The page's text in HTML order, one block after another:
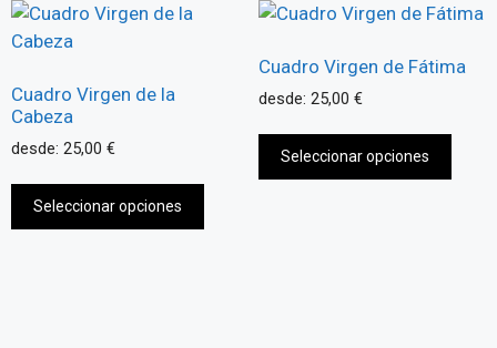
Cuadro Virgen de la
Cabeza
desde: 25,00 €
Seleccionar opciones
Cuadro Virgen de Fátima
desde: 25,00 €
Seleccionar opciones